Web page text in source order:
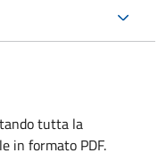
tutta la
in formato PDF.